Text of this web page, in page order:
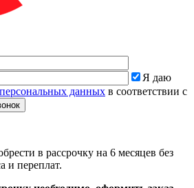
Я даю
данных в соответствии с
в рассрочку на 6 месяцев без
и переплат.